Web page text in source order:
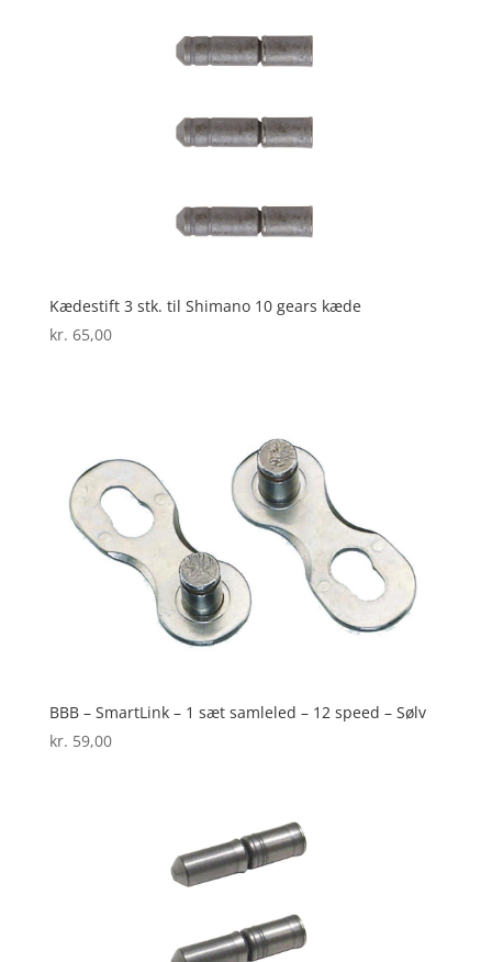
Kædestift 3 stk. til Shimano 10 gears kæde
kr. 65,00
BBB – SmartLink – 1 sæt samleled – 12 speed – Sølv
kr. 59,00